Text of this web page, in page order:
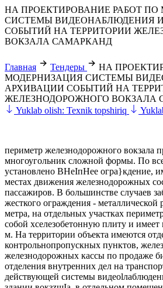
НА ПРОЕКТИРОВАНИЕ РАБОТ
СИСТЕМЫ ВИДЕОНАБЛЮДЕНИЯ
СОБЫТИЙ НА ТЕРРИТОРИИ
ВОКЗАЛА САМАРКАНД
Главная Тендеры
НА
МОДЕРНИЗАЦИЯ СИСТЕМЫ
АРХИВАЦИИ СОБЫТИЙ НА
ЖЕЛЕЗНОДОРОЖНОГО ВОКЗАЛА
Yuklab olish: Texnik topshiriq
периметр железнодорожного вокзала
многоугольник сложной формы. По
установлено BHeIпHee огра}кдение,
местах движения железнодорожных
пассажиров. В большинстве случаев
жесткого ограждения - металлической
метра, на отдельных участках
собой хселезобетонную плиту и
м. На территории объекта имеются
контрольнопропускных пунктов,
железнодорожных кассы по продаже
отделения внутренних дел на
действующей системы